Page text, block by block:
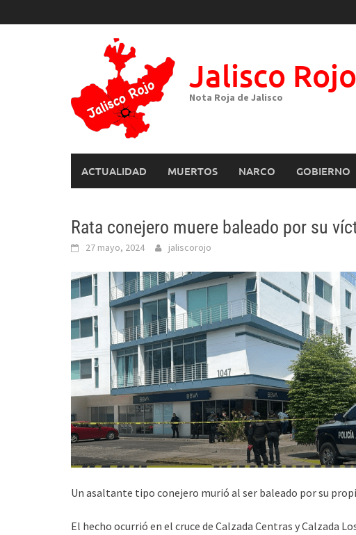
to
Jalisco Rojo
Nota Roja de Jalisco
ACTUALIDAD MUERTOS NARCO GOBIERNO
Rata conejero muere baleado por su
27 mayo, 2024 jaliscorojo
Un asaltante tipo conejero murió al ser baleado por su
El hecho ocurrió en el cruce de Calzada Centras y Calzada